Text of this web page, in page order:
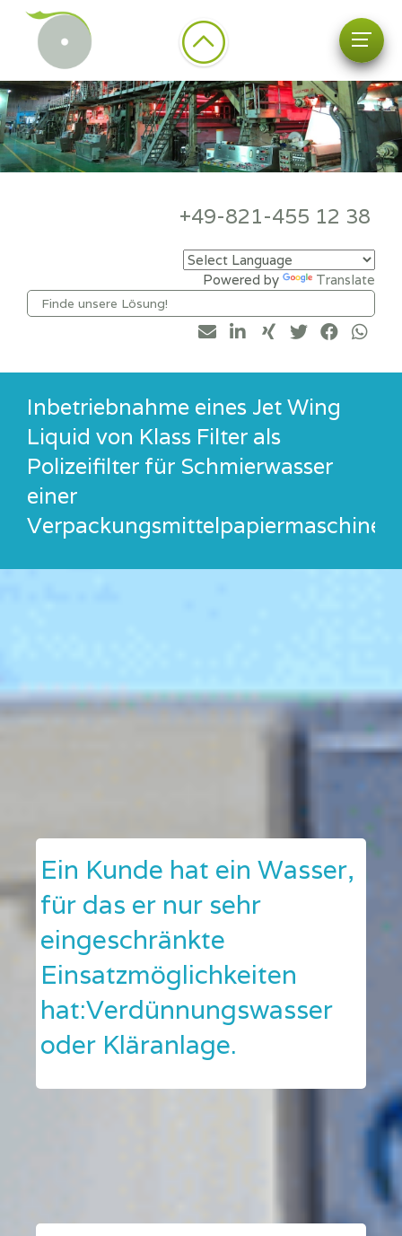
+49-821-455 12 38
Powered by Translate
Inbetriebnahme eines Jet Wing
Liquid von Klass Filter als
Polizeifilter für Schmierwasser
einer
Verpackungsmittelpapiermaschine
Ein Kunde hat ein Wasser,
für das er nur sehr
eingeschränkte
Einsatzmöglichkeiten
hat:Verdünnungswasser
oder Kläranlage.